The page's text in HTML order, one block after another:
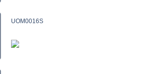
UOM0016S